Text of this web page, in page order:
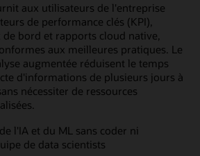
aux utilisateurs de l'entreprise
de performance clés (KPI),
bord et rapports cloud native,
aux meilleures pratiques. Le
augmentée réduisent le temps
d'informations de plusieurs jours à
nécessiter de ressources
l'IA et du ML sans coder ni
de data scientists